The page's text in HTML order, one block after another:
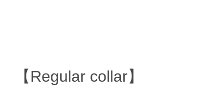
【Regular collar】